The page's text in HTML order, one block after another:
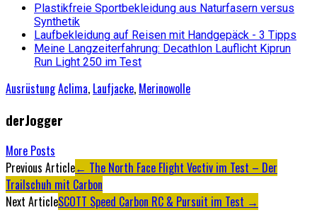
Plastikfreie Sportbekleidung aus Naturfasern versus
Synthetik
Laufbekleidung auf Reisen mit Handgepäck - 3 Tipps
Meine Langzeiterfahrung: Decathlon Lauflicht Kiprun
Run Light 250 im Test
AusrüstungAclima, Laufjacke, Merinowolle
derJogger
More Posts
Artikel-
Navigation
Previous Article← The North Face Flight Vectiv im Test – Der
Trailschuh mit Carbon
Next ArticleSCOTT Speed Carbon RC & Pursuit im Test →